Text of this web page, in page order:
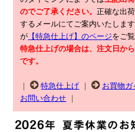
のでご了承ください。正確な出
するメールにてご案内いたします
が 【特急仕上げ】のページをご
特急仕上げの場合は、注文日か
です。
｜ 特急仕上げ ｜ お買物ガ
お問い合わせ ｜